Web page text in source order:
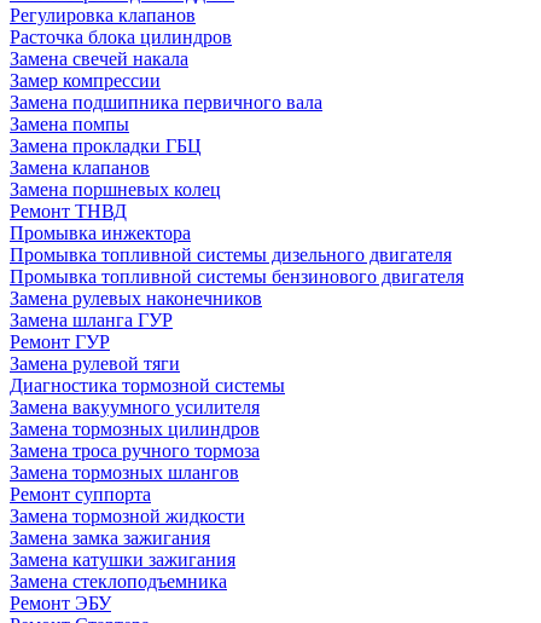
Регулировка клапанов
Расточка блока цилиндров
Замена свечей накала
Замер компрессии
Замена подшипника первичного вала
Замена помпы
Замена прокладки ГБЦ
Замена клапанов
Замена поршневых колец
Ремонт ТНВД
Промывка инжектора
Промывка топливной системы дизельного двигателя
Промывка топливной системы бензинового двигателя
Замена рулевых наконечников
Замена шланга ГУР
Ремонт ГУР
Замена рулевой тяги
Диагностика тормозной системы
Замена вакуумного усилителя
Замена тормозных цилиндров
Замена троса ручного тормоза
Замена тормозных шлангов
Ремонт суппорта
Замена тормозной жидкости
Замена замка зажигания
Замена катушки зажигания
Замена стеклоподъемника
Ремонт ЭБУ